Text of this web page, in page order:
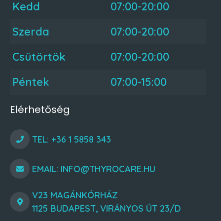
Kedd
07:00-20:00
Szerda
07:00-20:00
Csütörtök
07:00-20:00
Péntek
07:00-15:00
Elérhetőség
TEL: +36 1 5858 343
EMAIL: INFO@THYROCARE.HU
V23 MAGÁNKÓRHÁZ
1125 BUDAPEST, VIRÁNYOS ÚT 23/D